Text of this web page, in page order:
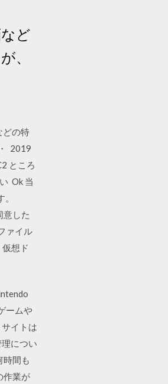
ど
、
どの特
2019
ところ
Ok 当
意した
ァイル
想ド
ームや
イトは
につい
時間も
作業が